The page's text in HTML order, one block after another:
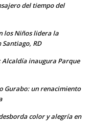
del tiempo del
los Niños lidera la
Santiago, RD
Alcaldía inaugura Parque
Gurabo: un renacimiento
color y alegría en